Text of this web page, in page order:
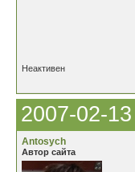
Неактивен
2007-02-
Antosych
Автор сайта